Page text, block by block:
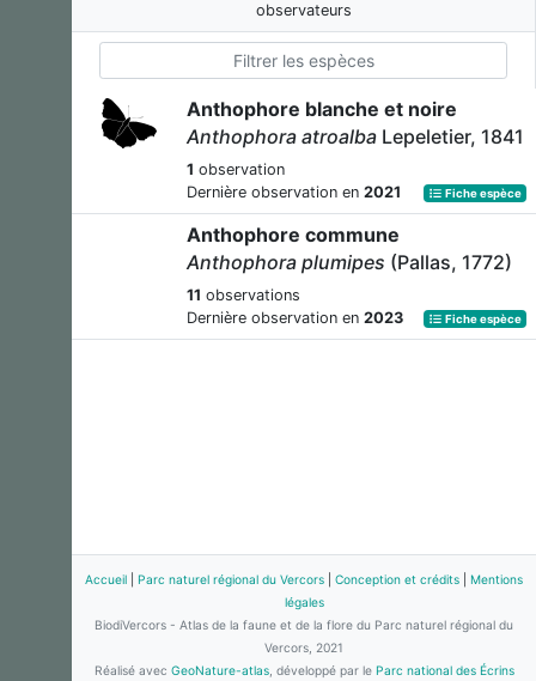
observateurs
Anthophore blanche et noire
Anthophora atroalba Lepeletier, 1841
1 observation
Dernière observation en 2021 Fiche espèce
Anthophore commune
Anthophora plumipes (Pallas, 1772)
11 observations
Dernière observation en 2023 Fiche espèce
Accueil Parc naturel régional du Vercors Conception et crédits
Mentions
légales
BiodiVercors - Atlas de la faune et de la flore du Parc naturel régional du
Vercors, 2021
Réalisé avec GeoNature-atlas, développé par le Parc national des Écrins